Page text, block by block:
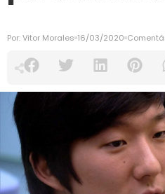
Por:Vitor Morales 16/03/2020